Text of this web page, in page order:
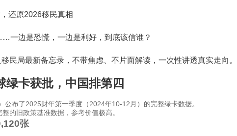
还原2026移民真相
一边是恐慌，一边是利好，到底该信谁？
民局最新备忘录，不带焦虑、不片面解读，一次性讲透真实走向。
绿卡获批，中国排第四
布了2025财年第一季度（2024年10-12月）的完整绿卡数据。
的旧政策基准数据，参考价值极高。
张